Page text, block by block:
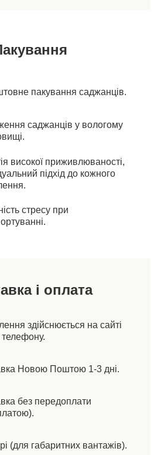
пакування саджанців.
саджанців у вологому
високої приживлюваності,
підхід до кожного
стресу при
і оплата
здійснюється на сайті
Новою Поштою 1-3 дні.
без передоплати
(для габаритних вантажів).